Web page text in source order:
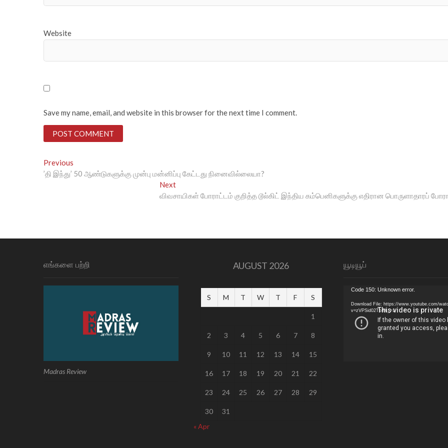
Website
Save my name, email, and website in this browser for the next time I comment.
Post
navigation
Previous
post:
’தி இந்து’ 50 ஆண்டுகளுக்கு முன்பு மன்னிப்பு கேட்டது நினைவில்லையா?
NextNext
post:
விவசாயிகள் போராட்டம் குறித்த டூல்கிட் இந்திய கம்பெனிகளுக்கு எதிரான பொருளாதாரப்
எங்களை பற்றி
Madras Review
AUGUST 2026
S M T W T F S
1
2 3 4 5 6 7 8
9 10 11 12 13 14 15
16 17 18 19 20 21 22
23 24 25 26 27 28 29
30
31
« Apr
யூடியூப்
Video
Player
Code 150: Unknown error.
Download File: https://www.youtube.com/
v=zVPSid02TbY&_=1